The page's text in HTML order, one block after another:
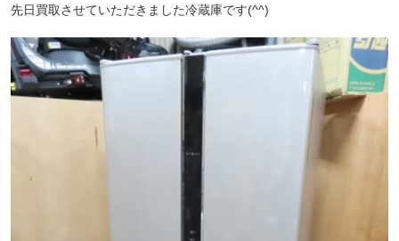
先日買取させていただきました冷蔵庫です(^^)